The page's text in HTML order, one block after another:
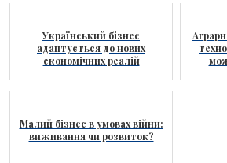
Український бізнес
адаптується до нових
економічних реалій
Малий бізнес в умовах війни:
виживання чи розвиток?